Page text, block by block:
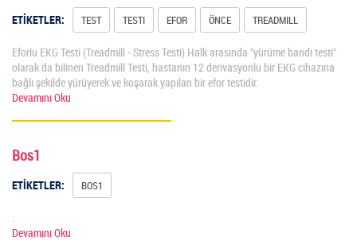
ETİKETLER: TEST TESTI EFOR ÖNCE TREADMILL
Eforlu EKG Testi (Treadmill - Stress Testi) Halk arasında "yürüme bandı testi"
olarak da bilinen Treadmill Testi, hastanın 12 derivasyonlu bir EKG cihazına
bağlı şekilde yürüyerek ve koşarak yapılan bir efor testidir.
Devamını Oku
Bos1
ETİKETLER: BOS1
Devamını Oku